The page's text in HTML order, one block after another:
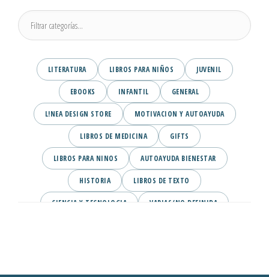
LITERATURA LIBROS PARA NIÑOS JUVENIL
EBOOKS INFANTIL GENERAL
L!NEA DESIGN STORE MOTIVACION Y AUTOAYUDA
LIBROS DE MEDICINA GIFTS
LIBROS PARA NINOS AUTOAYUDA BIENESTAR
HISTORIA LIBROS DE TEXTO
CIENCIA Y TECNOLOGIA VARIAS/NO DEFINIDA